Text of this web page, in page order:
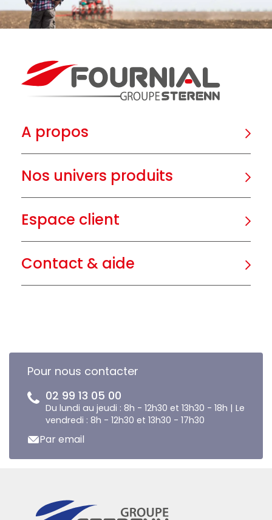
A propos
Nos univers produits
Espace client
Contact & aide
Pour nous contacter
02 99 13 05 00
Du lundi au jeudi : 8h - 12h30 et 13h30 - 18h | Le
vendredi : 8h - 12h30 et 13h30 - 17h30
Par email